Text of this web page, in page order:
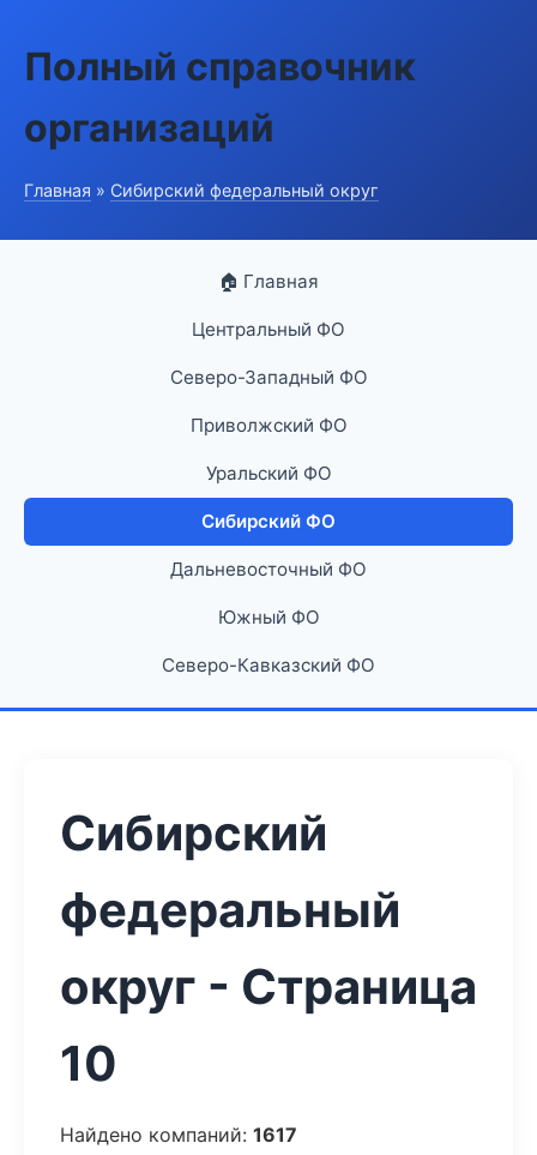
Полный справочник
организаций
Главная » Сибирский федеральный округ
🏠 Главная
Центральный ФО
Северо-Западный ФО
Приволжский ФО
Уральский ФО
Сибирский ФО
Дальневосточный ФО
Южный ФО
Северо-Кавказский ФО
Сибирский
федеральный
округ - Страница
10
Найдено компаний: 1617